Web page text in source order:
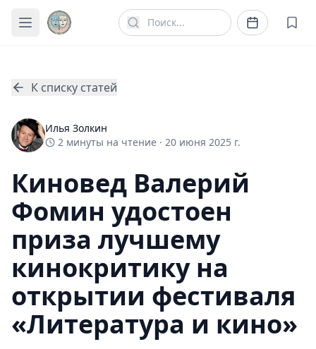
К списку статей
Илья Золкин
2 минуты на чтение · 20 июня 2025 г.
Киновед Валерий
Фомин удостоен
приза лучшему
кинокритику на
открытии фестиваля
«Литература и кино»